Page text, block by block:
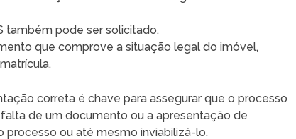
também pode ser solicitado.
que comprove a situação legal do imóvel,
correta é chave para assegurar que o processo
de um documento ou a apresentação de
ou até mesmo inviabilizá-lo.